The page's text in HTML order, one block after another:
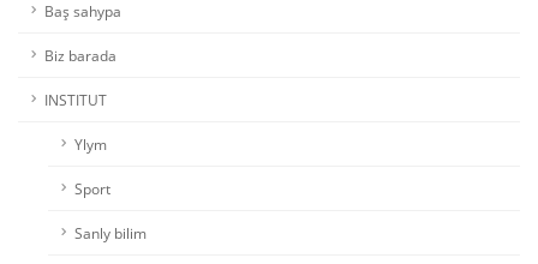
Baş sahypa
Biz barada
INSTITUT
Ylym
Sport
Sanly bilim